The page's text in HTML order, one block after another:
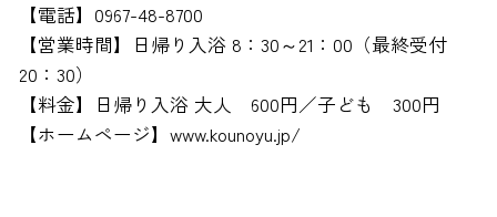
【電話】0967-48-8700
【営業時間】日帰り入浴 8：30～21：00（最終受付
20：30）
【料金】日帰り入浴 大人 600円／子ども 300円
【ホームページ】www.kounoyu.jp/